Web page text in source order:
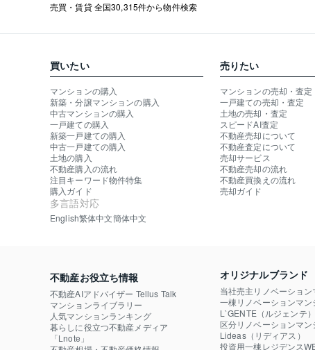
売買・賃貸 全国30,315件から物件検索
買いたい
マンションの購入
新築・分譲マンションの購入
中古マンションの購入
一戸建ての購入
新築一戸建ての購入
中古一戸建ての購入
土地の購入
不動産購入の流れ
注目キーワード物件特集
購入ガイド
多言語対応
English繁体中文簡体中文
売りたい
マンションの売却・査定
一戸建ての売却・査定
土地の売却・査定
スピードAI査定
不動産売却について
不動産査定について
売却サービス
不動産売却の流れ
不動産買換えの流れ
売却ガイド
不動産お役立ち情報
不動産AIアドバイザー Tellus Talk
マンションライブラリー
人気マンションランキング
暮らしに役立つ不動産メディア
「Lnote」
オリジナルブランド
当社売主リノベーション
一棟リノベーションマン
L`GENTE（ルジェンテ）
区分リノベーションマン
Lideas（リディアス）
投資用一棟レジデンス